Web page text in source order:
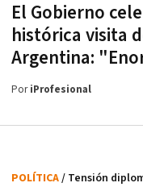
El Gobierno
histórica visita
Argentina:
PoriProfesional
POLÍTICA/ Tensión